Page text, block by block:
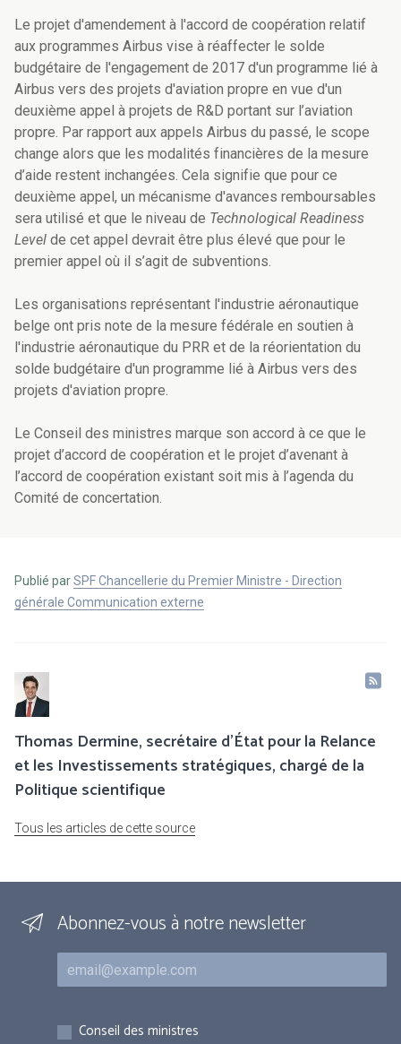
Le projet d'amendement à l'accord de coopération relatif
aux programmes Airbus vise à réaffecter le solde
budgétaire de l'engagement de 2017 d'un programme lié à
Airbus vers des projets d'aviation propre en vue d'un
deuxième appel à projets de R&D portant sur l’aviation
propre. Par rapport aux appels Airbus du passé, le scope
change alors que les modalités financières de la mesure
d’aide restent inchangées. Cela signifie que pour ce
deuxième appel, un mécanisme d'avances remboursables
sera utilisé et que le niveau de Technological Readiness
Level de cet appel devrait être plus élevé que pour le
premier appel où il s’agit de subventions.
Les organisations représentant l'industrie aéronautique
belge ont pris note de la mesure fédérale en soutien à
l'industrie aéronautique du PRR et de la réorientation du
solde budgétaire d'un programme lié à Airbus vers des
projets d'aviation propre.
Le Conseil des ministres marque son accord à ce que le
projet d’accord de coopération et le projet d’avenant à
l’accord de coopération existant soit mis à l’agenda du
Comité de concertation.
Publié parSPF Chancellerie du Premier Ministre - Direction
générale Communication externe
Thomas Dermine, secrétaire d’État pour la Relance
et les Investissements stratégiques, chargé de la
Politique scientifique
Tous les articles de cette source
Abonnez-vous à notre newsletter
Courriel
Inscriptions
Conseil des ministres